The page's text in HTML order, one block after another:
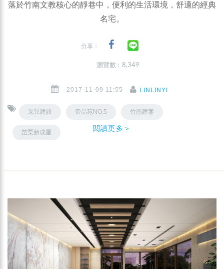
落於竹南文教核心的靜巷中，便利的生活環境，舒適的經典
名宅。
分享：
瀏覽數 : 8,349
2017-11-09 11:55 LINLINYI
采弦建設 帝品苑NO.5 竹南建案
苗栗新成屋 閱讀更多＞